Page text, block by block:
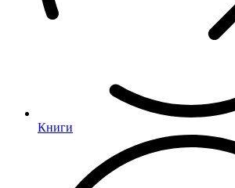
Книги